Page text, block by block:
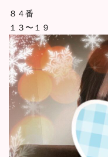
８４番
１３〜１９